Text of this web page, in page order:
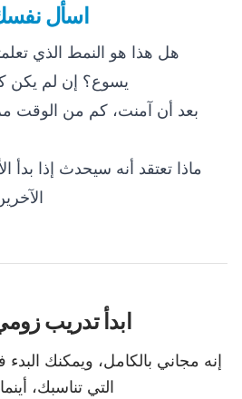
اسأل
هل هذا هو النمط الذي
يسوع؟ إن لم يكن
بعد أن آمنت، كم من الوقت
ماذا تعتقد أنه سيحدث إذا بدأ
ابدأ تدريب
إنه مجاني بالكامل، ويمكنك
التي تناسبك،